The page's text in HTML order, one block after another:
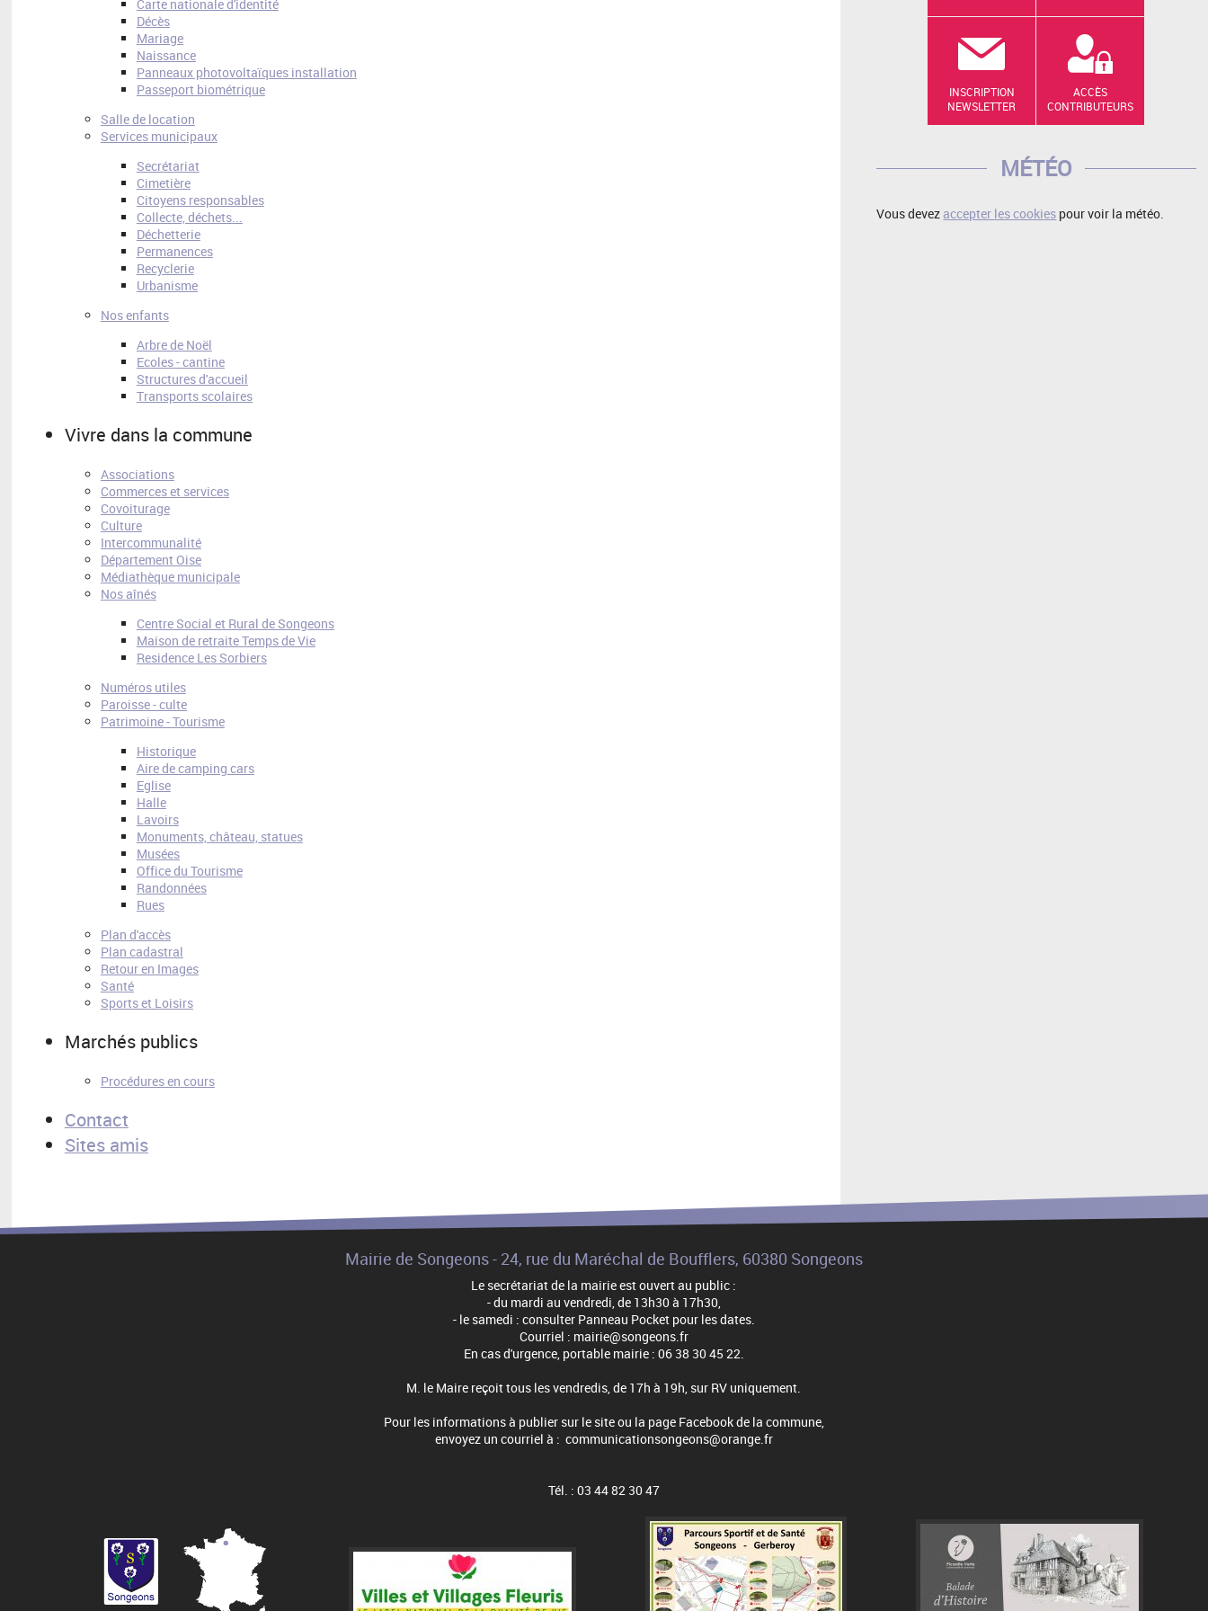
Carte nationale d'identité
Décès
Mariage
Naissance
Panneaux photovoltaïques installation
Passeport biométrique
Salle de location
Services municipaux
Secrétariat
Cimetière
Citoyens responsables
Collecte, déchets...
Déchetterie
Permanences
Recyclerie
Urbanisme
Nos enfants
Arbre de Noël
Ecoles - cantine
Structures d'accueil
Transports scolaires
Vivre dans la commune
Associations
Commerces et services
Covoiturage
Culture
Intercommunalité
Département Oise
Médiathèque municipale
Nos aînés
Centre Social et Rural de Songeons
Maison de retraite Temps de Vie
Residence Les Sorbiers
Numéros utiles
Paroisse - culte
Patrimoine - Tourisme
Historique
Aire de camping cars
Eglise
Halle
Lavoirs
Monuments, château, statues
Musées
Office du Tourisme
Randonnées
Rues
Plan d'accès
Plan cadastral
Retour en Images
Santé
Sports et Loisirs
Marchés publics
Procédures en cours
Contact
Sites amis
INSCRIPTION
NEWSLETTER
ACCÈS
CONTRIBUTEURS
MÉTÉO
Vous devez accepter les cookies pour voir la météo.
Mairie de Songeons - 24, rue du Maréchal de Boufflers, 60380 Songeons
Le secrétariat de la mairie est ouvert au public :
- du mardi au vendredi, de 13h30 à 17h30,
- le samedi : consulter Panneau Pocket pour les dates.
Courriel : mairie@songeons.fr
En cas d'urgence, portable mairie : 06 38 30 45 22.
M. le Maire reçoit tous les vendredis, de 17h à 19h, sur RV uniquement.
Pour les informations à publier sur le site ou la page Facebook de la commune,
envoyez un courriel à : communicationsongeons@orange.fr
Tél. : 03 44 82 30 47